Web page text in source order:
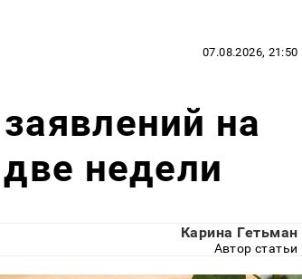
07.08.2026, 21:50
на
недели
Карина Гетьман
Автор статьи